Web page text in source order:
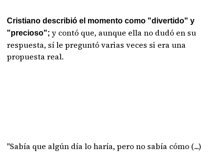
Cristiano describió el momento como "divertido" y
"precioso"; y contó que, aunque ella no dudó en su
respuesta, sí le preguntó varias veces si era una
propuesta real.
"Sabía que algún día lo haría, pero no sabía cómo (...)